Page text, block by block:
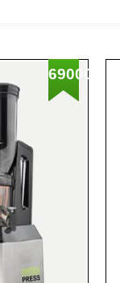
6900000